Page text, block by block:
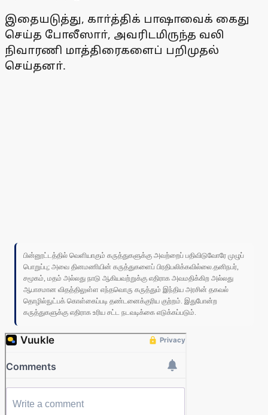
இதையடுத்து, காா்த்திக் பாஷாவைக் கைது
செய்த போலீஸாா், அவரிடமிருந்த வலி
நிவாரணி மாத்திரைகளைப் பறிமுதல்
செய்தனா்.
பின்னூட்டத்தில் வெளியாகும் கருத்துகளுக்கு அவற்றைப் பதிவிடுவோரே முழுப்
பொறுப்பு; அவை தினமணியின் கருத்துகளைப் பிரதிபலிக்கவில்லை.தனிநபர்,
சமூகம், மதம் அல்லது நாடு ஆகியவற்றுக்கு எதிராக அவமதிக்கிற அல்லது
ஆபாசமான விதத்திலுள்ள எந்தவொரு கருத்தும் இந்திய அரசின் தகவல்
தொழில்நுட்பக் கொள்கைப்படி தண்டனைக்குரிய குற்றம். இதுபோன்ற
கருத்துகளுக்கு எதிராக உரிய சட்ட நடவடிக்கை எடுக்கப்படும்.